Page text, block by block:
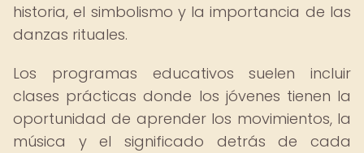
historia, el simbolismo y la importancia de las
danzas rituales.
Los programas educativos suelen incluir
clases prácticas donde los jóvenes tienen la
oportunidad de aprender los movimientos, la
música y el significado detrás de cada